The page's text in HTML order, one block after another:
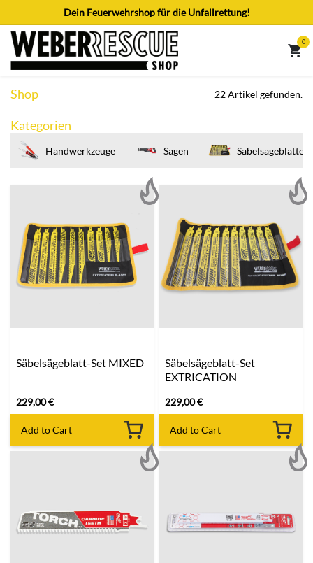
Zum Inhalt springenDein Feuerwehrshop für die Unfallrettung!
0
Shop 22 Artikel gefunden.
Kategorien
Handwerkzeuge Sägen Säbelsägeblätter
Säbelsägeblatt-Set MIXED
229,00€
Add to Cart
Säbelsägeblatt-Set
EXTRICATION
229,00€
Add to Cart